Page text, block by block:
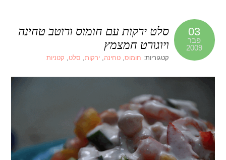
03
פבר
2009
סלט ירקות עם חומוס ורוטב טחינה
ויוגורט חמצמץ
קטגוריות: חומוס,טחינה,ירקות, סלט, קטניות